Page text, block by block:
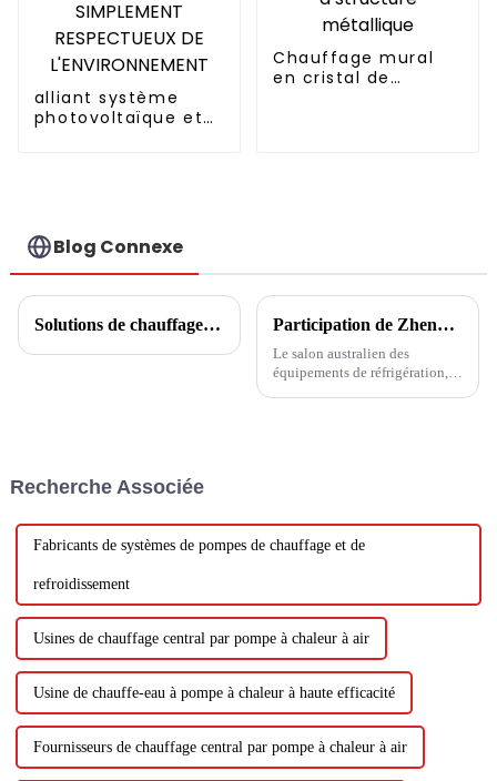
alliant système
photovoltaïque et
Chauffage mural
en cristal de
Blog Connexe
Solutions de chauffage central communautaire Participation de Zhenxin avec des solutions de pompes à chaleur à l'ARBS 2024 du 28 au 30 mai
Le salon australien des
équipements de réfrigération,
Recherche Associée
Fabricants de systèmes de pompes de chauffage et de
refroidissement
Usines de chauffage central par pompe à chaleur à air
Usine de chauffe-eau à pompe à chaleur à haute efficacité
Fournisseurs de chauffage central par pompe à chaleur à air